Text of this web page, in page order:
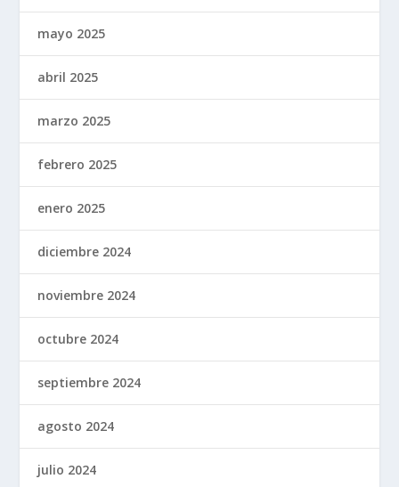
mayo 2025
abril 2025
marzo 2025
febrero 2025
enero 2025
diciembre 2024
noviembre 2024
octubre 2024
septiembre 2024
agosto 2024
julio 2024